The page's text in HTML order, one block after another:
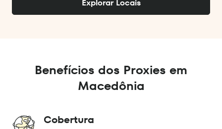
Explorar Locais
Benefícios dos Proxies em
Macedônia
Cobertura